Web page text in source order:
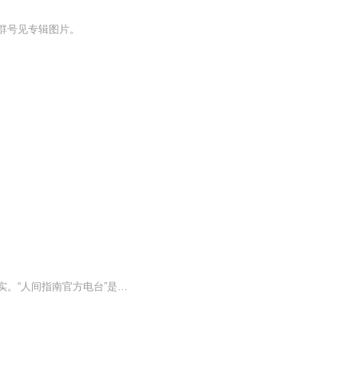
见专辑图片。
学历不高，阅历不少，急眼了骂街，高兴了喝酒，挣得不多但活的讲究，离经叛道但保持真实。“人间指南官方电台”是4位“社会闲散人员”组成的聊天类脱口秀播客。自由散漫，不干不净，是野路子的真实碰撞，给你最真实的内容和最简单的快乐。